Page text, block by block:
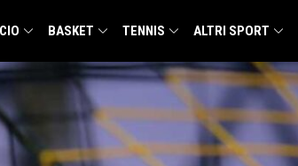
BASKET TENNIS ALTRI SPORT